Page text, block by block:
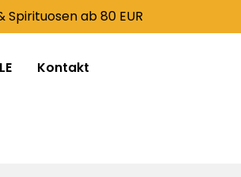
Spirituosen ab 80 EUR
Kontakt